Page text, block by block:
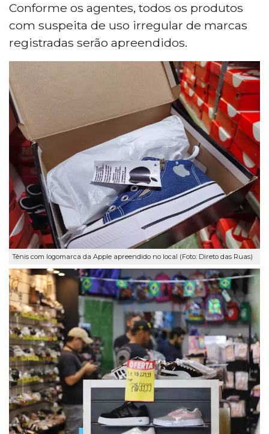
Conforme os agentes, todos os produtos
com suspeita de uso irregular de marcas
registradas serão apreendidos.
Tênis com logomarca da Apple apreendido no local (Foto: Direto das Ruas)